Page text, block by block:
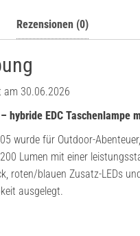
Rezensionen (0)
am 30.06.2026
– hybride EDC
wurde für Outdoor-
Lumen mit einer
roten/blauen Zusatz-LEDs
ausgelegt.